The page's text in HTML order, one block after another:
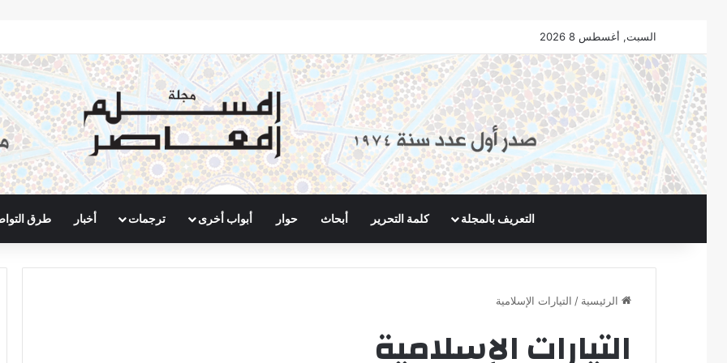
السبت, أغسطس 8 2026
التعريف بالمجلة كلمة التحرير أبحاث حوار أبواب أخرى ترجمات أخبار طرق
الرئيسية / التيارات الإسلامية
التيارات الإسلامية